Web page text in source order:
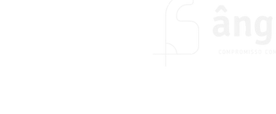
O portal Ângulo foi